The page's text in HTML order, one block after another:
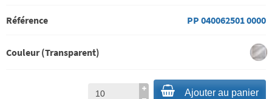
Référence PP 040062501 0000
Couleur (Transparent)
Ajouter au panier